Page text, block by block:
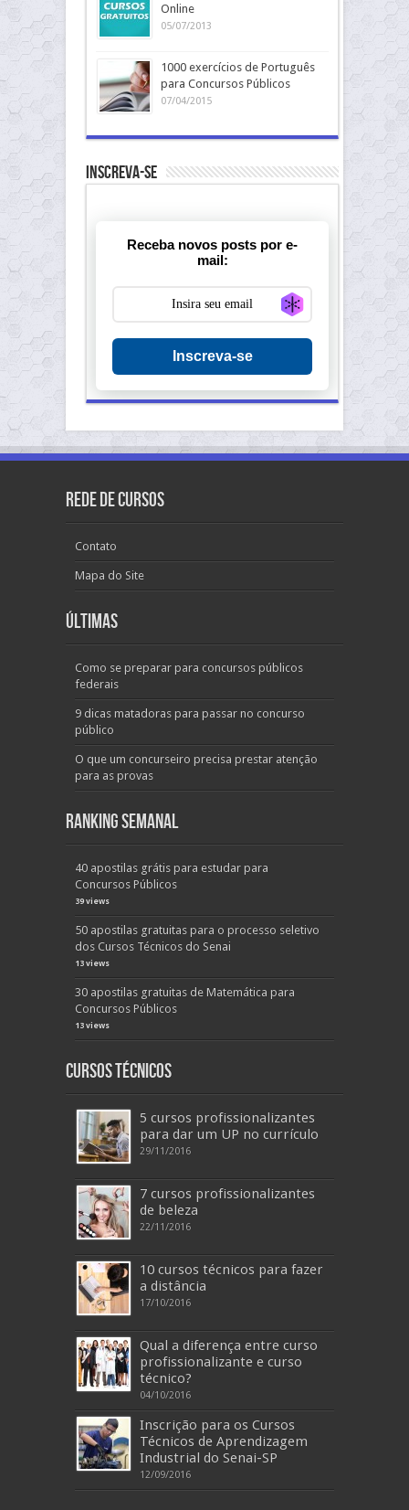
Online
05/07/2013
1000 exercícios de Português
para Concursos Públicos
07/04/2015
Inscreva-se
Receba novos posts por e-
mail:
Generate new
Inscreva-se
Rede de Cursos
Contato
Mapa do Site
Últimas
Como se preparar para concursos públicos
federais
9 dicas matadoras para passar no concurso
público
O que um concurseiro precisa prestar atenção
para as provas
Ranking Semanal
40 apostilas grátis para estudar para
Concursos Públicos
39 views
50 apostilas gratuitas para o processo seletivo
dos Cursos Técnicos do Senai
13 views
30 apostilas gratuitas de Matemática para
Concursos Públicos
13 views
Cursos Técnicos
5 cursos profissionalizantes
para dar um UP no currículo
29/11/2016
7 cursos profissionalizantes
de beleza
22/11/2016
10 cursos técnicos para fazer
a distância
17/10/2016
Qual a diferença entre curso
profissionalizante e curso
técnico?
04/10/2016
Inscrição para os Cursos
Técnicos de Aprendizagem
Industrial do Senai-SP
12/09/2016